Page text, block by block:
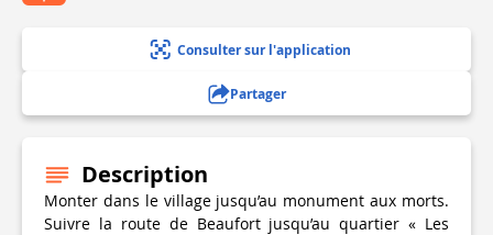
Consulter sur l'application
Partager
Description
Monter dans le village jusqu’au monument aux morts.
Suivre la route de Beaufort jusqu’au quartier « Les